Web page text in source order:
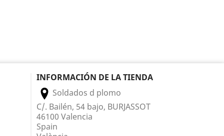
INFORMACIÓN DE LA TIENDA
Soldados d plomo
C/. Bailén, 54 bajo, BURJASSOT
46100 Valencia
Spain